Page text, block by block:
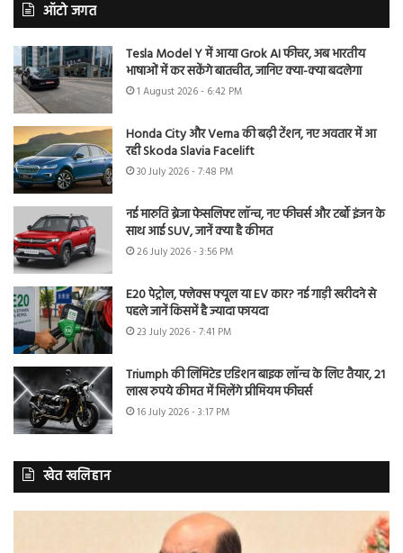
ऑटो जगत
Tesla Model Y में आया Grok AI फीचर, अब भारतीय
भाषाओं में कर सकेंगे बातचीत, जानिए क्या-क्या बदलेगा
1 August 2026 - 6:42 PM
Honda City और Verna की बढ़ी टेंशन, नए अवतार में आ
रही Skoda Slavia Facelift
30 July 2026 - 7:48 PM
नई मारुति ब्रेजा फेसलिफ्ट लॉन्च, नए फीचर्स और टर्बो इंजन के
साथ आई SUV, जानें क्या है कीमत
26 July 2026 - 3:56 PM
E20 पेट्रोल, फ्लेक्स फ्यूल या EV कार? नई गाड़ी खरीदने से
पहले जानें किसमें है ज्यादा फायदा
23 July 2026 - 7:41 PM
Triumph की लिमिटेड एडिशन बाइक लॉन्च के लिए तैयार, 21
लाख रुपये कीमत में मिलेंगे प्रीमियम फीचर्स
16 July 2026 - 3:17 PM
खेत खलिहान